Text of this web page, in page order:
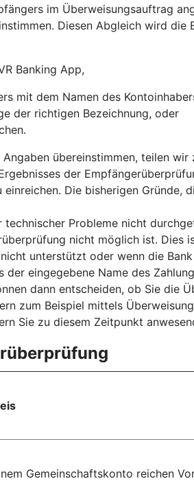
im Überweisungsauftrag
Diesen Abgleich wird
Banking App,
mit dem Namen des
der richtigen Bezeichnung, oder
übereinstimmen, teilen
der
Die bisherigen Gründe,
Probleme nicht
nicht möglich ist.
unterstützt oder wenn die
der eingegebene Name des
dann entscheiden, ob Sie die
zum Beispiel mittels
Sie zu diesem Zeitpunkt
Gemeinschaftskonto reichen